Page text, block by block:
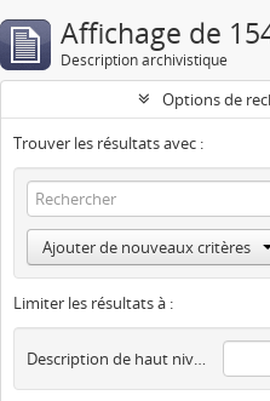
Affichage de
Description archivistique
Options de
Trouver les résultats avec :
Ajouter de nouveaux critères
Limiter les résultats à :
Description de haut niveau